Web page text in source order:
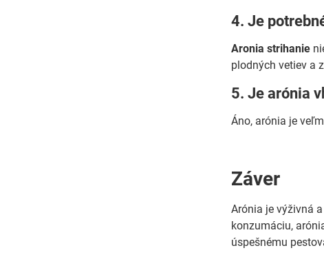
4. Je
Aronia strihanie
plodných vetiev a
5. Je arónia
Áno, arónia je
Záver
Arónia je výživná
konzumáciu,
úspešnému